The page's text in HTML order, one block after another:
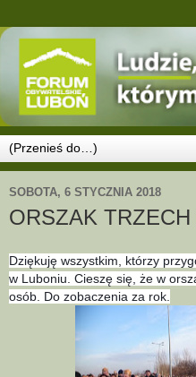
SOBOTA, 6 STYCZNIA 2018
ORSZAK TRZECH
Dziękuję wszystkim, którzy
w Luboniu. Cieszę się, że w
osób. Do zobaczenia za rok.